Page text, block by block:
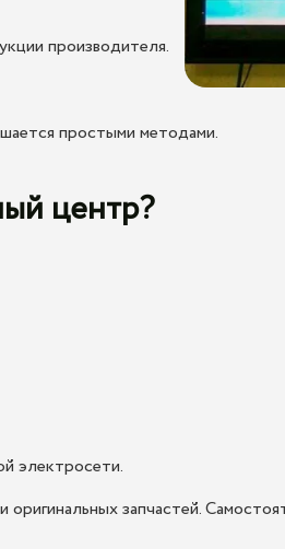
производителя.
простыми методами.
центр?
электросети.
запчастей.